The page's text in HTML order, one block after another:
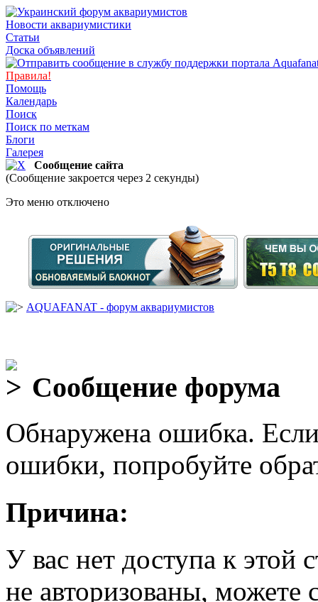
Новости аквариумистики
Статьи
Доска объявлений
Правила!
Помощь
Календарь
Поиск
Поиск по меткам
Блоги
Галерея
Сообщение сайта
(Сообщение закроется через 2 секунды)
Это меню отключено
AQUAFANAT - форум аквариумистов
Сообщение форума
Обнаружена ошибка.
ошибки, попробуйте
Причина:
У вас нет доступа к
не авторизованы, можете